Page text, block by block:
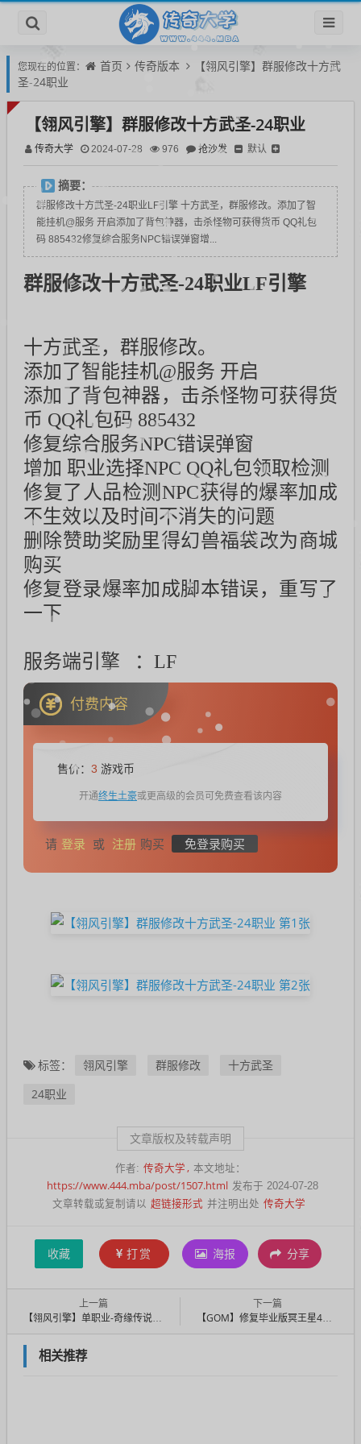
您现在的位置： 首页 传奇版本
【翎风引擎】群服修改十方武
圣-24职业
【翎风引擎】群服修改十方武圣-24职业
传奇大学 2024-07-28 976 抢沙发 默认
摘要：
群服修改十方武圣-24职业LF引擎 十方武圣，群服修改。添加了智
能挂机@服务 开启添加了背包神器，击杀怪物可获得货币 QQ礼包
码 885432修复综合服务NPC错误弹窗增...
群服修改十方武圣-24职业LF引擎
十方武圣，群服修改。
添加了智能挂机@服务 开启
添加了背包神器，击杀怪物可获得货
币 QQ礼包码 885432
修复综合服务NPC错误弹窗
增加 职业选择NPC QQ礼包领取检测
修复了人品检测NPC获得的爆率加成
不生效以及时间不消失的问题
删除赞助奖励里得幻兽福袋改为商城
购买
修复登录爆率加成脚本错误，重写了
一下
服务端引擎 ：LF
付费内容
售价： 3 游戏币
开通终生土豪或更高级的会员可免费查看该内容
请 登录 或 注册 购买 免登录购买
标签： 翎风引擎 群服修改
十方武圣
24职业
文章版权及转载声明
作者: 传奇大学 本文地址：
https://www.444.mba/post/1507.html 发布于 2024-07-28
文章转载或复制请以 超链接形式 并注明出处 传奇大学
收藏 打赏 海报 分享
上一篇
【翎风引擎】单职业-奇缘传说七大陆修复版
下一篇
【GOM】修复毕业版冥王星4沉默复古三职业1.76微变-几百种宝宝-超新技能
相关推荐